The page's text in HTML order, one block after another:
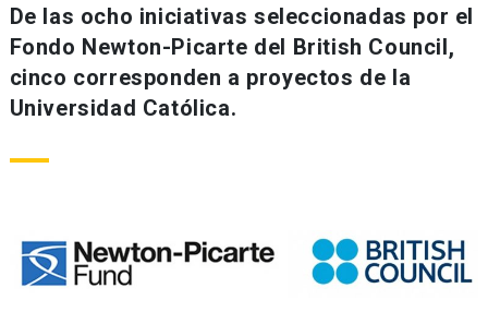
De las ocho iniciativas seleccionadas por el
Fondo Newton-Picarte del British Council,
cinco corresponden a proyectos de la
Universidad Católica.